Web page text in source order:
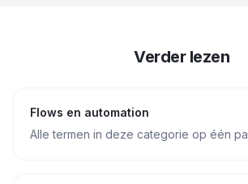
Verder lezen
Flows en automation
Alle termen in deze categorie op één